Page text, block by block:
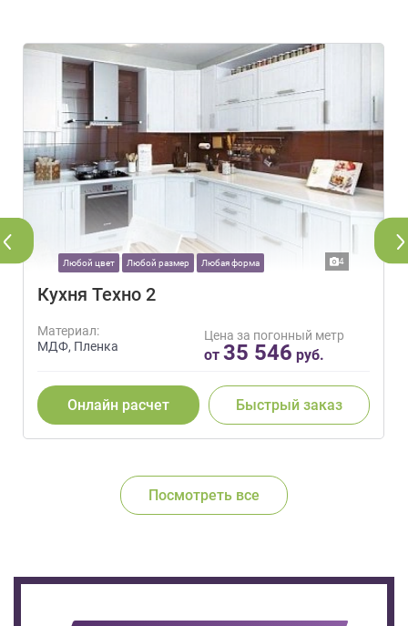
Любой цвет Любой размер Любая форма 4
Кухня Техно 2
Материал:
МДФ, Пленка
Цена за погонный метр
от 35 546 руб.
Онлайн расчет Быстрый заказ
Посмотреть все